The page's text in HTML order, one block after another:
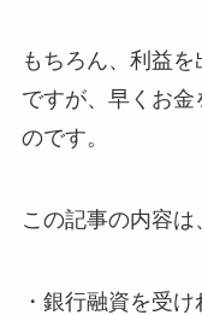
もちろん、利益
ですが、早くお
のです。
この記事の内容は
・銀行融資を受